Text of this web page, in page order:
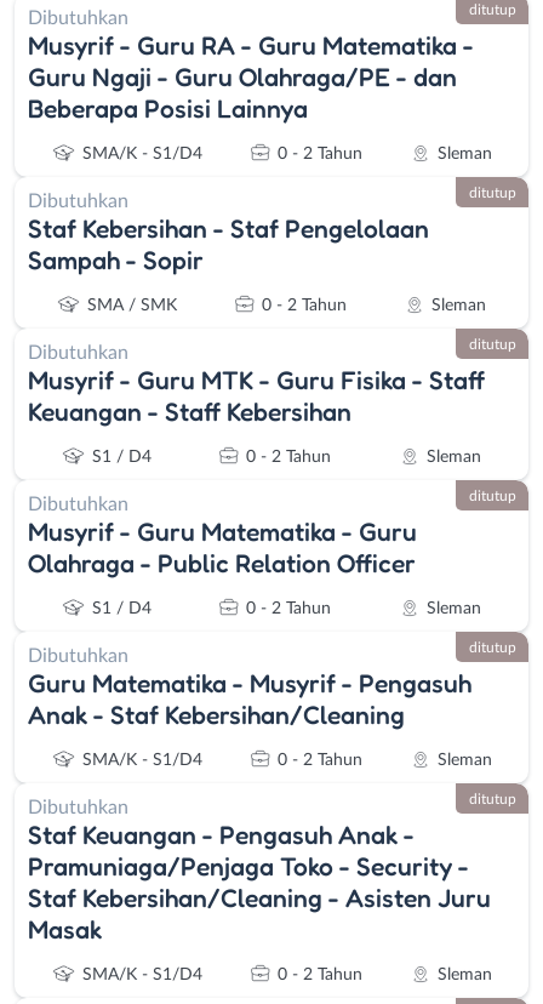
Dibutuhkan
Musyrif - Guru RA - Guru Matematika -
Guru Ngaji - Guru Olahraga/PE - dan
Beberapa Posisi Lainnya
SMA/K - S1/D4 0 - 2 Tahun Sleman
ditutup
Dibutuhkan
Staf Kebersihan - Staf Pengelolaan
Sampah - Sopir
SMA / SMK 0 - 2 Tahun Sleman
ditutup
Dibutuhkan
Musyrif - Guru MTK - Guru Fisika - Staff
Keuangan - Staff Kebersihan
S1 / D4 0 - 2 Tahun Sleman
ditutup
Dibutuhkan
Musyrif - Guru Matematika - Guru
Olahraga - Public Relation Officer
S1 / D4 0 - 2 Tahun Sleman
ditutup
Dibutuhkan
Guru Matematika - Musyrif - Pengasuh
Anak - Staf Kebersihan/Cleaning
SMA/K - S1/D4 0 - 2 Tahun Sleman
ditutup
Dibutuhkan
Staf Keuangan - Pengasuh Anak -
Pramuniaga/Penjaga Toko - Security -
Staf Kebersihan/Cleaning - Asisten Juru
Masak
SMA/K - S1/D4 0 - 2 Tahun Sleman
ditutup